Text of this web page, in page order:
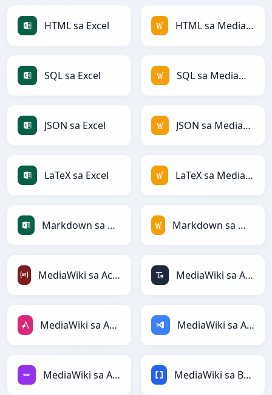
HTML sa Excel HTML sa MediaWiki
SQL sa Excel SQL sa MediaWiki
JSON sa Excel JSON sa MediaWiki
LaTeX sa Excel LaTeX sa MediaWiki
Markdown sa Excel Markdown sa MediaWiki
MediaWiki sa ActionScript MediaWiki sa ASCII
MediaWiki sa AsciiDoc MediaWiki sa ASP
MediaWiki sa Avro MediaWiki sa BBCode